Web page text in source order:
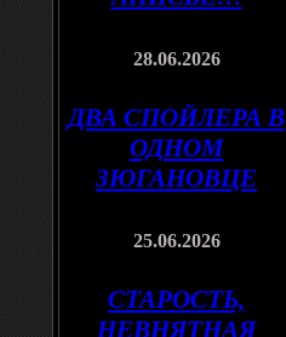
28.06.2026
ДВА СПОЙЛЕРА В
ОДНОМ
ЗЮГАНОВЦЕ
25.06.2026
СТАРОСТЬ,
НЕВНЯТНАЯ